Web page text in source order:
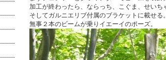
加工が終わったら、ならっち、こぐま、せい
そしてガルニエリブ付属のブラケットに載せる。
無事２本のビームが乗りイエーイのポーズ。